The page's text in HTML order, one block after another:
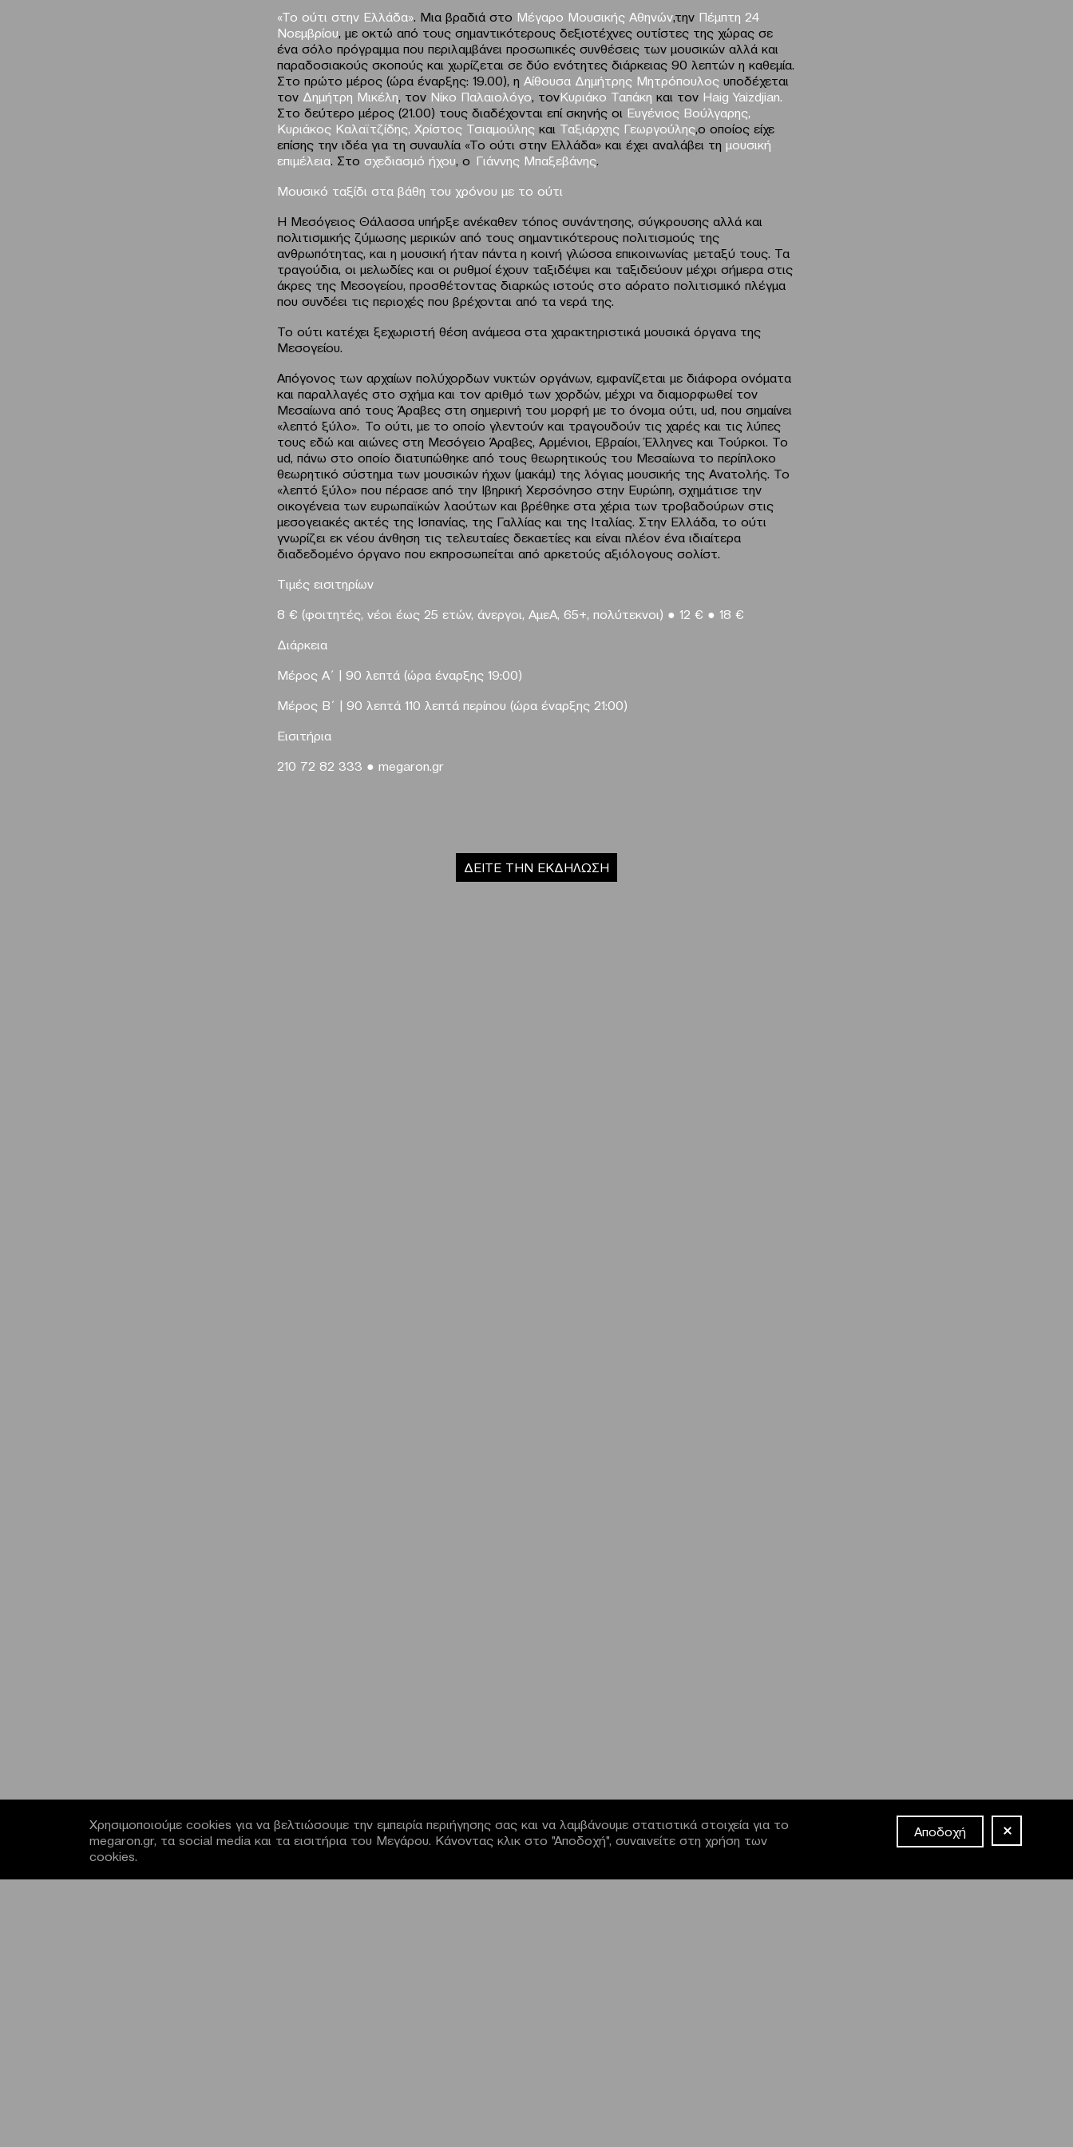
«Το ούτι στην Ελλάδα» . Μια βραδιά στο Μέγαρο Μουσικής Αθηνών,την Πέμπτη 24
Νοεμβρίου , με οκτώ από τους σημαντικότερους δεξιοτέχνες ουτίστες της χώρας σε
ένα σόλο πρόγραμμα που περιλαμβάνει προσωπικές συνθέσεις των μουσικών αλλά και
παραδοσιακούς σκοπούς και χωρίζεται σε δύο ενότητες διάρκειας 90 λεπτών η καθεμία.
Στο πρώτο μέρος (ώρα έναρξης: 19.00), η Αίθουσα Δημήτρης Μητρόπουλος υποδέχεται
τον Δημήτρη Μικέλη , τον Νίκο Παλαιολόγο , τονKυριάκο Ταπάκη και τον Haig Yaizdjian
Στο δεύτερο μέρος (21.00) τους διαδέχονται επί σκηνής οι Ευγένιος Βούλγαρης
Κυριάκος Καλαϊτζίδης Χρίστος Τσιαμούλης και Ταξιάρχης Γεωργούλης,ο οποίος είχε
επίσης την ιδέα για τη συναυλία «Το ούτι στην Ελλάδα» και έχει αναλάβει τη μουσική
επιμέλεια . Στο σχεδιασμό ήχου , ο Γιάννης Μπαξεβάνης
Μουσικό ταξίδι στα βάθη του χρόνου με το ούτι
Η Μεσόγειος Θάλασσα υπήρξε ανέκαθεν τόπος συνάντησης, σύγκρουσης αλλά και
πολιτισμικής ζύμωσης μερικών από τους σημαντικότερους πολιτισμούς της
ανθρωπότητας, και η μουσική ήταν πάντα η κοινή γλώσσα επικοινωνίας μεταξύ τους. Τα
τραγούδια, οι μελωδίες και οι ρυθμοί έχουν ταξιδέψει και ταξιδεύουν μέχρι σήμερα στις
άκρες της Μεσογείου, προσθέτοντας διαρκώς ιστούς στο αόρατο πολιτισμικό πλέγμα
που συνδέει τις περιοχές που βρέχονται από τα νερά της.
Το ούτι κατέχει ξεχωριστή θέση ανάμεσα στα χαρακτηριστικά μουσικά όργανα της
Μεσογείου.
Απόγονος των αρχαίων πολύχορδων νυκτών οργάνων, εμφανίζεται με διάφορα ονόματα
και παραλλαγές στο σχήμα και τον αριθμό των χορδών, μέχρι να διαμορφωθεί τον
Μεσαίωνα από τους Άραβες στη σημερινή του μορφή με το όνομα ούτι, ud, που σημαίνει
«λεπτό ξύλο». Το ούτι, με το οποίο γλεντούν και τραγουδούν τις χαρές και τις λύπες
τους εδώ και αιώνες στη Μεσόγειο Άραβες, Αρμένιοι, Εβραίοι, Έλληνες και Τούρκοι. Το
ud, πάνω στο οποίο διατυπώθηκε από τους θεωρητικούς του Μεσαίωνα το περίπλοκο
θεωρητικό σύστημα των μουσικών ήχων (μακάμ) της λόγιας μουσικής της Ανατολής. Το
«λεπτό ξύλο» που πέρασε από την Ιβηρική Χερσόνησο στην Ευρώπη, σχημάτισε την
οικογένεια των ευρωπαϊκών λαούτων και βρέθηκε στα χέρια των τροβαδούρων στις
μεσογειακές ακτές της Ισπανίας, της Γαλλίας και της Ιταλίας. Στην Ελλάδα, το ούτι
γνωρίζει εκ νέου άνθηση τις τελευταίες δεκαετίες και είναι πλέον ένα ιδιαίτερα
διαδεδομένο όργανο που εκπροσωπείται από αρκετούς αξιόλογους σολίστ.
Τιμές εισιτηρίων
8 € (φοιτητές, νέοι έως 25 ετών, άνεργοι, ΑμεΑ, 65+, πολύτεκνοι) ● 12 € ● 18 €
Διάρκεια
Μέρος Α΄ | 90 λεπτά (ώρα έναρξης 19:00)
Μέρος Β΄ | 90 λεπτά 110 λεπτά περίπου (ώρα έναρξης 21:00)
Εισιτήρια
210 72 82 333 ● megaron.gr
ΔΕΙΤΕ ΤΗΝ ΕΚΔΗΛΩΣΗ
Χρησιμοποιούμε cookies για να βελτιώσουμε την εμπειρία περιήγησης σας και να λαμβάνουμε στατιστικά στοιχεία για το
megaron.gr, τα social media και τα εισιτήρια του Μεγάρου. Κάνοντας κλικ στο "Αποδοχή", συναινείτε στη χρήση των
cookies.
Αποδοχή